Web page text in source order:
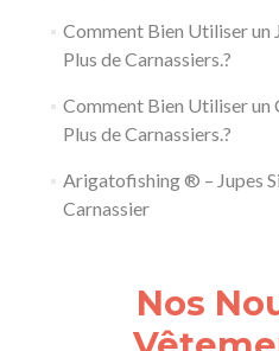
Comment Bien Utiliser
Plus de Carnassiers.?
Comment Bien Utiliser
Plus de Carnassiers.?
Arigatofishing ® – Jupes
Carnassier
Nos